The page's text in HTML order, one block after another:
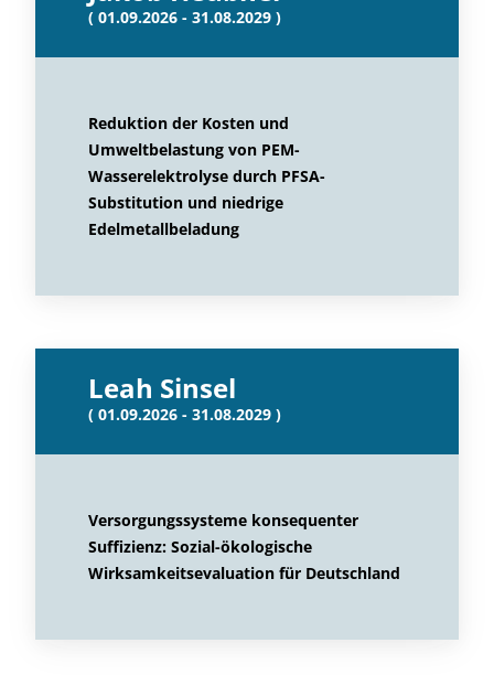
( 01.09.2026 - 31.08.2029 )
Reduktion der Kosten und
Umweltbelastung von PEM-
Wasserelektrolyse durch PFSA-
Substitution und niedrige
Edelmetallbeladung
Leah Sinsel
( 01.09.2026 - 31.08.2029 )
Versorgungssysteme konsequenter
Suffizienz: Sozial-ökologische
Wirksamkeitsevaluation für Deutschland